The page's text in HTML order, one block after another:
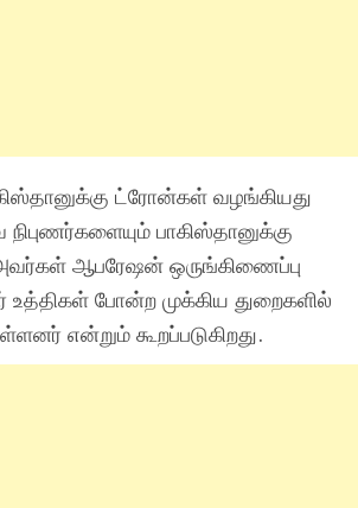
ட்ரோன்கள் வழங்கியது
நிபுணர்களையும் பாகிஸ்தானுக்கு
ஆபரேஷன் ஒருங்கிணைப்பு
போன்ற முக்கிய துறைகளில்
என்றும் கூறப்படுகிறது.